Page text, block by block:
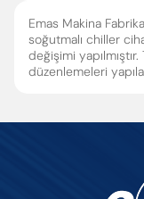
Emas Makina
soğutmalı chiller
değişimi
düzenlemeleri